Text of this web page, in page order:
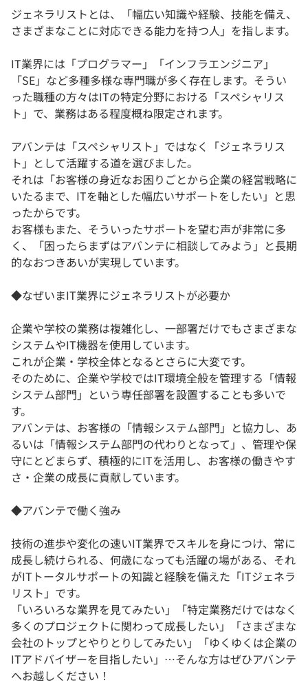
ジェネラリストとは、「幅広い知識や経験、技能を備え、
さまざまなことに対応できる能力を持つ人」を指します。
IT業界には「プログラマー」「インフラエンジニア」
「SE」など多種多様な専門職が多く存在します。そうい
った職種の方々はITの特定分野における「スペシャリス
ト」で、業務はある程度概ね限定されます。
アバンテは「スペシャリスト」ではなく「ジェネラリス
ト」として活躍する道を選びました。
それは「お客様の身近なお困りごとから企業の経営戦略に
いたるまで、ITを軸とした幅広いサポートをしたい」と思
ったからです。
お客様もまた、そういったサポートを望む声が非常に多
く、「困ったらまずはアバンテに相談してみよう」と長期
的なおつきあいが実現しています。
◆なぜいまIT業界にジェネラリストが必要か
企業や学校の業務は複雑化し、一部署だけでもさまざまな
システムやIT機器を使用しています。
これが企業・学校全体となるとさらに大変です。
そのために、企業や学校ではIT環境全般を管理する「情報
システム部門」という専任部署を設置することも多いで
す。
アバンテは、お客様の「情報システム部門」と協力し、あ
るいは「情報システム部門の代わりとなって」、管理や保
守にとどまらず、積極的にITを活用し、お客様の働きやす
さ・企業の成長に貢献しています。
◆アバンテで働く強み
技術の進歩や変化の速いIT業界でスキルを身につけ、常に
成長し続けられる、何歳になっても活躍の場がある、それ
がITトータルサポートの知識と経験を備えた「ITジェネラ
リスト」です。
「いろいろな業界を見てみたい」「特定業務だけではなく
多くのプロジェクトに関わって成長したい」「さまざまな
会社のトップとやりとりしてみたい」「ゆくゆくは企業の
ITアドバイザーを目指したい」…そんな方はぜひアバンテ
へお越しください！